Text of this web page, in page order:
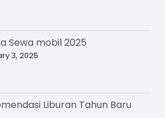
Sewa mobil 2025
3, 2025
Liburan Tahun Baru